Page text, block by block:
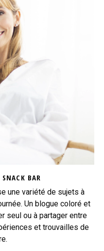
BAR
une variété de sujets à
Un blogue coloré et
seul ou à partager entre
et trouvailles de